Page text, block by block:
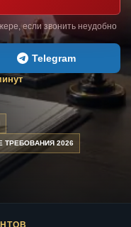
если звонить неудобно
Telegram
ТРЕБОВАНИЯ 2026